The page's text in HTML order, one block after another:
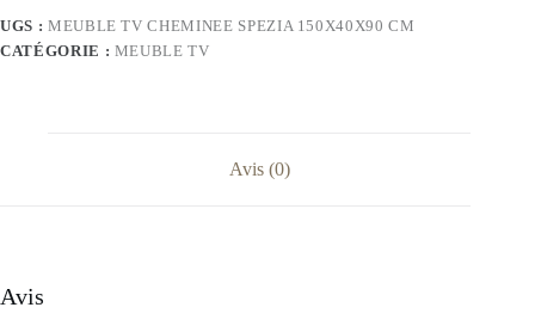
UGS : MEUBLE TV CHEMINEE SPEZIA 150X40X90 CM
CATÉGORIE : MEUBLE TV
Avis (0)
Avis